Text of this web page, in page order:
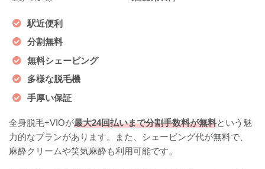
駅近便利
分割無料
無料シェービング
多様な脱毛機
手厚い保証
全身脱毛+VIOが最大24回払いまで分割手数料が無料という魅
力的なプランがあります。また、シェービング代が無料で、
麻酔クリームや笑気麻酔も利用可能です。